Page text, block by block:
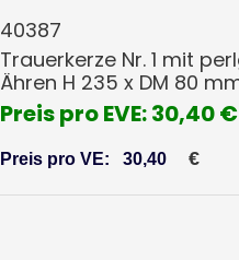
40387
Trauerkerze Nr. 1 mit
Ähren H 235 x DM 80
Preis pro EVE: 30,40 €
Preis pro VE: 30,40 €